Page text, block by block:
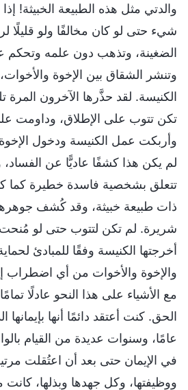
والدتي مثل هذه الطبيعة
شيء حتى لو كان مخالفًا ولو قليلًا
الضغينة، وتذهب دون علمه وتحكم
وتنشر الشقاق بين الإخوة
الكنيسة. لقد حذَّرها الآخرون المرة
تكن تتوب على الإطلاق، وداومت
وأربكت عمل الكنيسة ودخول الإخوة
لم يكن هذا كشفًا عاديًّا عن
تتعلق بشخصية فاسدة خطيرة كما
ذات طبيعة خبيثة، وقد كُشف
شريرة. لم تكن لتتوب حتى لو
أخرجتها الكنيسة وفقًا للمبادئ
والإخوة والأخوات من أي اضطراب
مع الأشياء على هذا النحو عادلًا
الحق. كنت أعتقد دائمًا أنها
عامًا، وسنوات عديدة من القيام
في الإيمان حتى بعد أن اعتُقلت
ووظيفتها، وكل جهدها وبذلها، كانت